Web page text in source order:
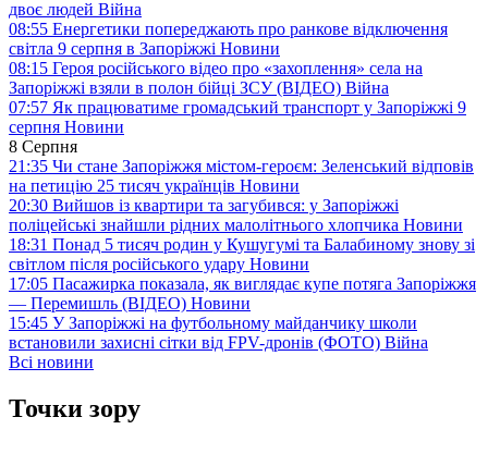
двоє людей Війна
08:55 Енергетики попереджають про ранкове відключення
світла 9 серпня в Запоріжжі Новини
08:15 Героя російського відео про «захоплення» села на
Запоріжжі взяли в полон бійці ЗСУ (ВІДЕО) Війна
07:57 Як працюватиме громадський транспорт у Запоріжжі 9
серпня Новини
8 Серпня
21:35 Чи стане Запоріжжя містом-героєм: Зеленський відповів
на петицію 25 тисяч українців Новини
20:30 Вийшов із квартири та загубився: у Запоріжжі
поліцейські знайшли рідних малолітнього хлопчика Новини
18:31 Понад 5 тисяч родин у Кушугумі та Балабиному знову зі
світлом після російського удару Новини
17:05 Пасажирка показала, як виглядає купе потяга Запоріжжя
— Перемишль (ВІДЕО) Новини
15:45 У Запоріжжі на футбольному майданчику школи
встановили захисні сітки від FPV-дронів (ФОТО) Війна
Всі новини
Точки зору